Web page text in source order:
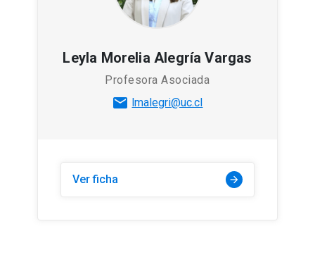
Leyla Morelia Alegría Vargas
Profesora Asociada
mail lmalegri@uc.cl
Ver ficha arrow_forward